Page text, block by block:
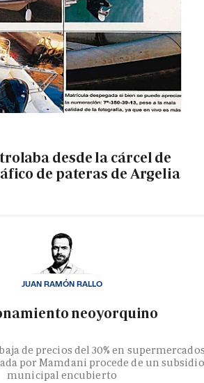
desde la cárcel de
de pateras de Argelia
neoyorquino
de precios del 30% en
por Mamdani procede de un subsidio
municipal encubierto
JUAN RAMÓN RALLO